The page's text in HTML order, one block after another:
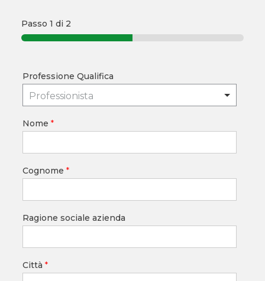
Passo 1 di 2
Professione Qualifica
Professionista
Nome *
Cognome *
Ragione sociale azienda
Città *